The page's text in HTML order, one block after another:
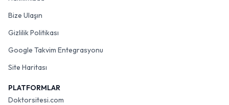
Bize Ulaşın
Gizlilik Politikası
Google Takvim Entegrasyonu
Site Haritası
PLATFORMLAR
Doktorsitesi.com